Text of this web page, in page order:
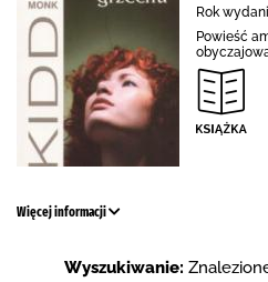
Rok
Powieść
Więcej informacji
Wyszukiwanie: